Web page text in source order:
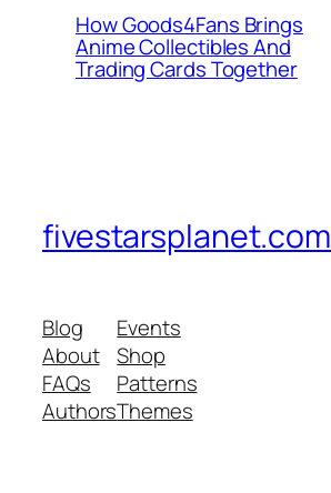
How Goods4Fans Brings
Anime Collectibles And
Trading Cards Together
fivestarsplanet.com
Blog
About
FAQs
Authors
Events
Shop
Patterns
Themes